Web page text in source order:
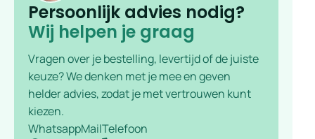
Persoonlijk advies nodig?
Wij helpen je graag
Vragen over je bestelling, levertijd of de juiste
keuze? We denken met je mee en geven
helder advies, zodat je met vertrouwen kunt
kiezen.
WhatsappMailTelefoon